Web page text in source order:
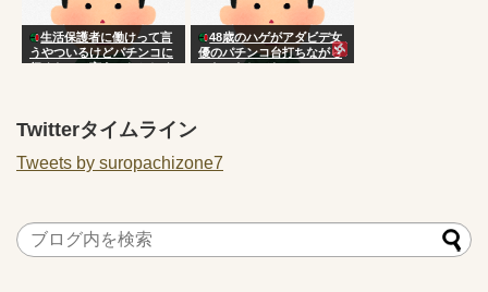
生活保護者に働けって言
うやついるけどパチンコに
行くなって言うのおかしく
48歳のハゲがアダビデ女
優のパチンコ台打ちながら
ニヤニヤしてたwww
Twitterタイムライン
Tweets by suropachizone7